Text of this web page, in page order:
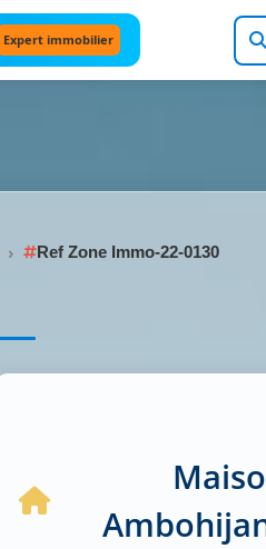
Expert immobilier
Ref Zone Immo-22-0130